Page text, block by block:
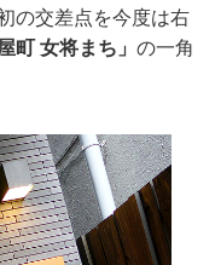
の交差点を今度は右
屋町 女将まち」の一角